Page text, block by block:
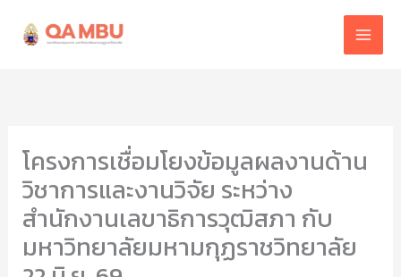
โครงการเชื่อมโยงข้อมูลผลงานด้าน
วิชาการและงานวิจัย ระหว่าง
สำนักงานเลขาธิการวุฒิสภา กับ
มหาวิทยาลัยมหามกุฏราชวิทยาลัย